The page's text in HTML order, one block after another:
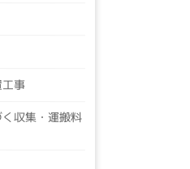
事
収集・運搬料